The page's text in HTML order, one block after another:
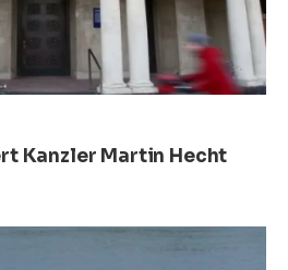
Kanzler Martin Hecht